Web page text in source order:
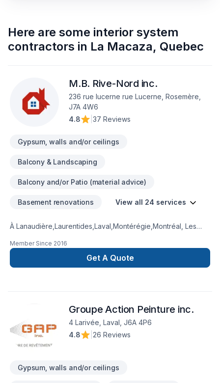
Here are some interior system
contractors in La Macaza, Quebec
M.B. Rive-Nord inc.
236 rue lucerne rue Lucerne, Rosemère,
J7A 4W6
4.8
37 Reviews
Gypsum, walls and/or ceilings
Balcony & Landscaping
Balcony and/or Patio (material advice)
Basement renovations View all 24 services
À Lanaudière,Laurentides,Laval,Montérégie,Montréal, Les
durables grâce à une approche unique dans le domaine de
Après-sinistre, Balcon, Balcon de bois, Carrelage, Cuisine,
Démolition, Garage, Gypse, Insonorisation, Patio, Peinture,
et à votre budget. Confiez votre projet à une équipe qui a à
cœur votre satisfaction.
Member Since 2016
Get A Quote
Groupe Action Peinture inc.
4 Larivée, Laval, J6A 4P6
4.8
26 Reviews
Gypsum, walls and/or ceilings